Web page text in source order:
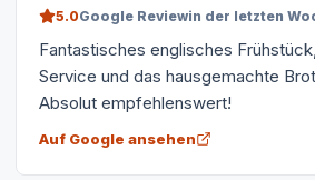
5.0Google Reviewin der letzten
Fantastisches englisches
Service und das hausgemachte
Absolut empfehlenswert!
Auf Google ansehen